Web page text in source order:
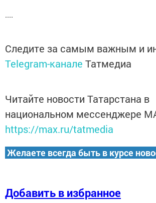
....
Следите за самым важным и
Telegram-канале Татмедиа
Читайте новости Татарстана в
национальном мессенджере
https://max.ru/tatmedia
Желаете всегда быть в курсе
Добавить в избранное